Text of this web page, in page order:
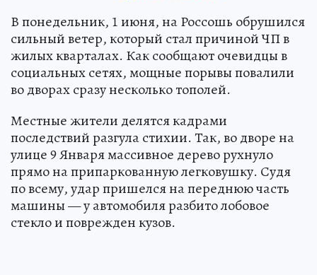
В понедельник, 1 июня, на Россошь обрушился
сильный ветер, который стал причиной ЧП в
жилых кварталах. Как сообщают очевидцы в
социальных сетях, мощные порывы повалили
во дворах сразу несколько тополей.
Местные жители делятся кадрами
последствий разгула стихии. Так, во дворе на
улице 9 Января массивное дерево рухнуло
прямо на припаркованную легковушку. Судя
по всему, удар пришелся на переднюю часть
машины — у автомобиля разбито лобовое
стекло и поврежден кузов.